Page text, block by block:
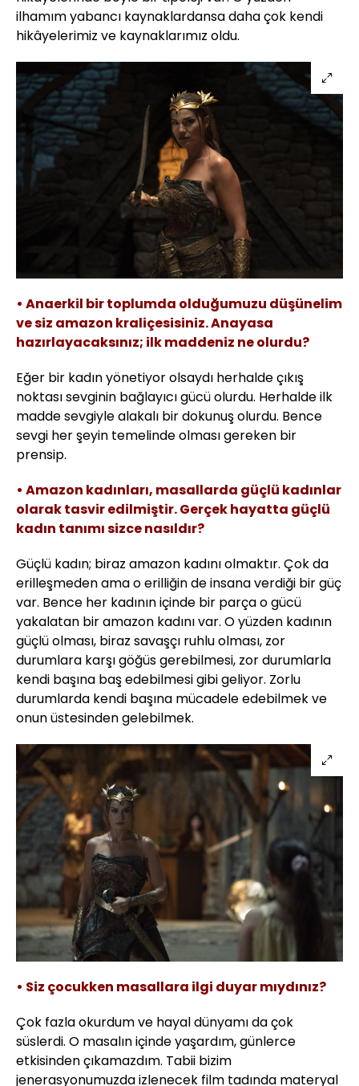
ilhamım yabancı kaynaklardansa daha çok kendi
hikâyelerimiz ve kaynaklarımız oldu.
• Anaerkil bir toplumda olduğumuzu düşünelim
ve siz amazon kraliçesisiniz. Anayasa
hazırlayacaksınız; ilk maddeniz ne olurdu?
Eğer bir kadın yönetiyor olsaydı herhalde çıkış
noktası sevginin bağlayıcı gücü olurdu. Herhalde ilk
madde sevgiyle alakalı bir dokunuş olurdu. Bence
sevgi her şeyin temelinde olması gereken bir
prensip.
• Amazon kadınları, masallarda güçlü kadınlar
olarak tasvir edilmiştir. Gerçek hayatta güçlü
kadın tanımı sizce nasıldır?
Güçlü kadın; biraz amazon kadını olmaktır. Çok da
erilleşmeden ama o erilliğin de insana verdiği bir güç
var. Bence her kadının içinde bir parça o gücü
yakalatan bir amazon kadını var. O yüzden kadının
güçlü olması, biraz savaşçı ruhlu olması, zor
durumlara karşı göğüs gerebilmesi, zor durumlarla
kendi başına baş edebilmesi gibi geliyor. Zorlu
durumlarda kendi başına mücadele edebilmek ve
onun üstesinden gelebilmek.
• Siz çocukken masallara ilgi duyar mıydınız?
Çok fazla okurdum ve hayal dünyamı da çok
süslerdi. O masalın içinde yaşardım, günlerce
etkisinden çıkamazdım. Tabii bizim
jenerasyonumuzda izlenecek film tadında materyal